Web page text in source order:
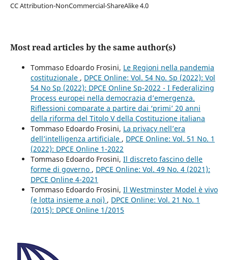
CC Attribution-NonCommercial-ShareAlike 4.0
Most read articles by the same author(s)
Tommaso Edoardo Frosini, Le Regioni nella pandemia
costituzionale , DPCE Online: Vol. 54 No. Sp (2022): Vol
54 No Sp (2022): DPCE Online Sp-2022 - I Federalizing
Process europei nella democrazia d’emergenza.
Riflessioni comparate a partire dai ‘primi’ 20 anni
della riforma del Titolo V della Costituzione italiana
Tommaso Edoardo Frosini, La privacy nell’era
dell’intelligenza artificiale , DPCE Online: Vol. 51 No. 1
(2022): DPCE Online 1-2022
Tommaso Edoardo Frosini, Il discreto fascino delle
forme di governo , DPCE Online: Vol. 49 No. 4 (2021):
DPCE Online 4-2021
Tommaso Edoardo Frosini, Il Westminster Model è vivo
(e lotta insieme a noi) , DPCE Online: Vol. 21 No. 1
(2015): DPCE Online 1/2015